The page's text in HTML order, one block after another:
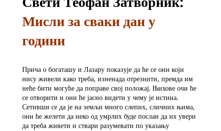
Мисли за сваки дан у
години
Прича о богаташу и Лазару показује да ће се они који
нису живели како треба, изненада отрезнити, премда им
неће бити могуће да поправе свој положај. Њихове очи ће
се отворити и они ће јасно видети у чему је истина.
Сетивши се да је на земљи много слепих, сличних њима,
они ће желети да неко од умрлих буде послан да их увери
да треба живети и ствари разумевати по указању